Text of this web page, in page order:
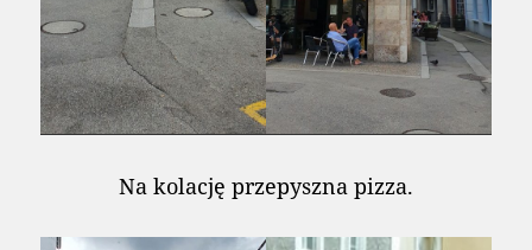
Na kolację przepyszna pizza.